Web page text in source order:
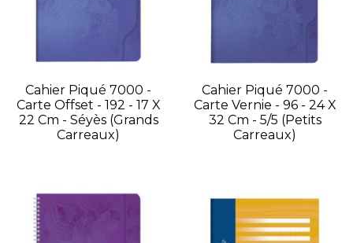
Cahier Piqué 7000 -
Carte Offset - 192 - 17 X
22 Cm - Séyès (grands
Carreaux)
Cahier Piqué 7000 -
Carte Vernie - 96 - 24 X
32 Cm - 5/5 (petits
Carreaux)